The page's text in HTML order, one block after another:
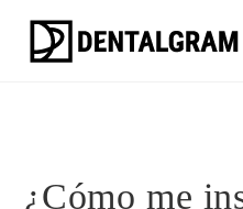
¿Cómo me